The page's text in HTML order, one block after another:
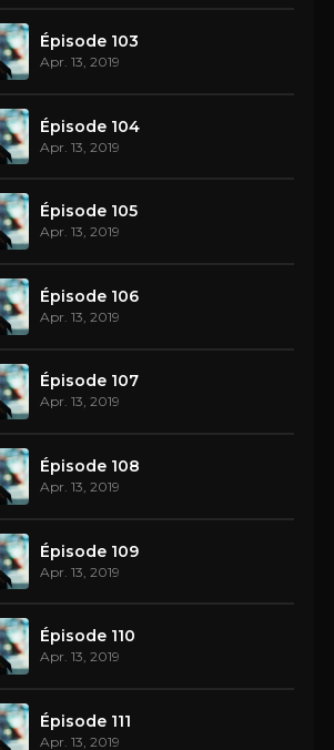
Épisode 103
Apr. 13, 2019
Épisode 104
Apr. 13, 2019
Épisode 105
Apr. 13, 2019
Épisode 106
Apr. 13, 2019
Épisode 107
Apr. 13, 2019
Épisode 108
Apr. 13, 2019
Épisode 109
Apr. 13, 2019
Épisode 110
Apr. 13, 2019
Épisode 111
Apr. 13, 2019